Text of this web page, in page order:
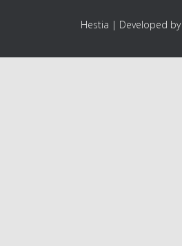
Hestia | Developed by